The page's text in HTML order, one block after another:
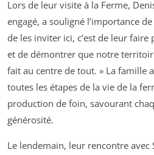
Lors de leur visite à la Ferme,
engagé, a souligné l’importance
de les inviter ici, c’est de leur
et de démontrer que notre
fait au centre de tout. » La famille
toutes les étapes de la vie de la
production de foin, savourant
générosité.
Le lendemain, leur rencontre